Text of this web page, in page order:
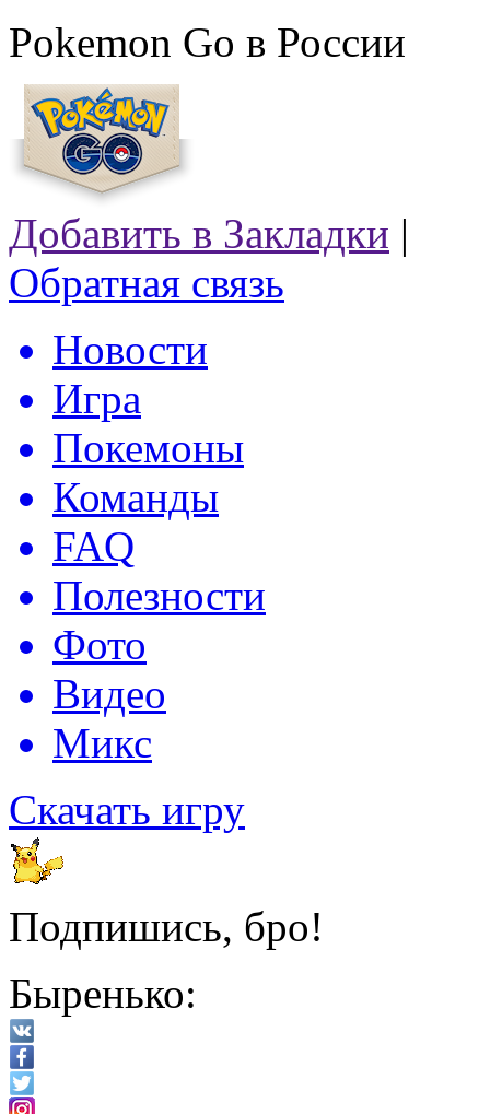
Pokemon Go в России
Добавить в Закладки |
Обратная связь
Новости
Игра
Покемоны
Команды
FAQ
Полезности
Фото
Видео
Микс
Скачать игру
Подпишись, бро!
Быренько: